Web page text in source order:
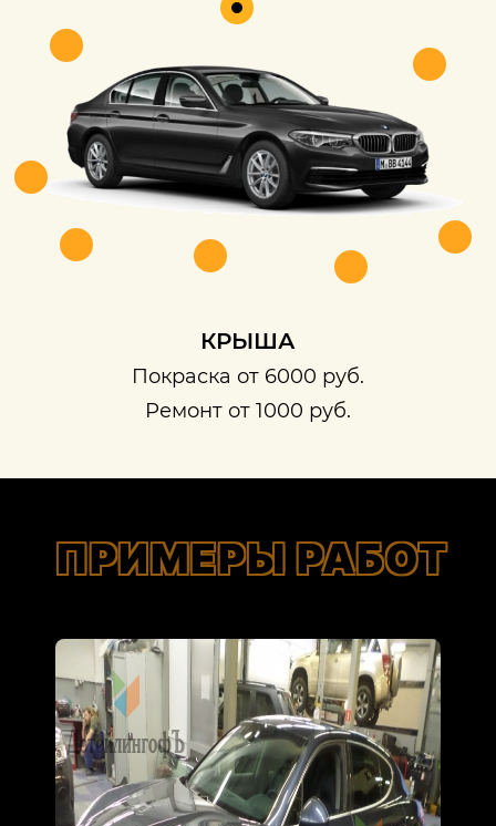
КРЫША
Покраска от 6000 руб.
Ремонт от 1000 руб.
ПРИМЕРЫ РАБОТ